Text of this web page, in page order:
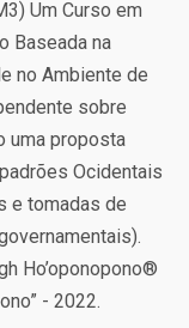
Um Curso em
Baseada na
no Ambiente de
sobre
uma proposta
Ocidentais
e tomadas de
Ho’oponopono®
- 2022.